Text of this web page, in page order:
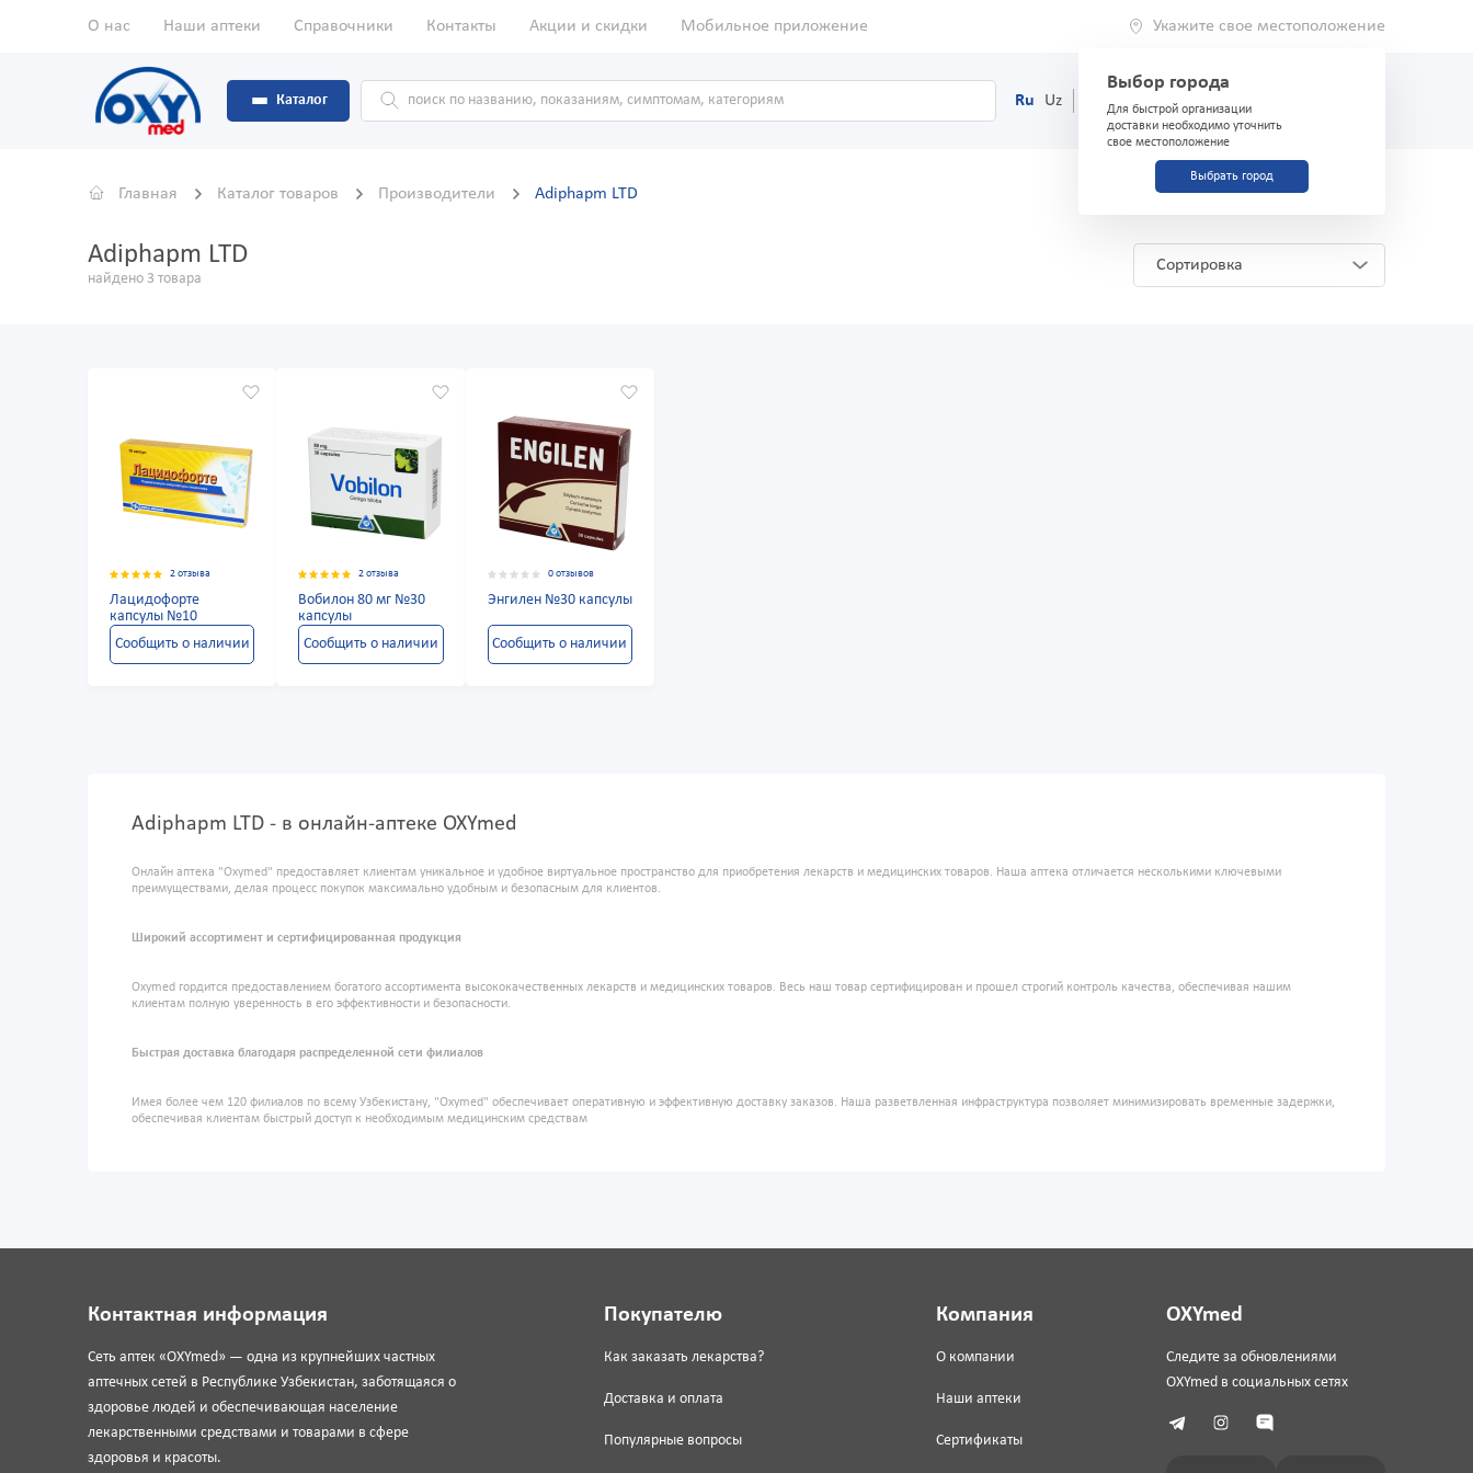
О нас Наши аптеки Справочники Контакты Акции и скидки Мобильное приложение Укажите свое местоположение
Выбор города
Для быстрой организации
доставки необходимо уточнить
свое местоположение
Выбрать город
Каталог Ru Uz (71) 200-03-03
Главная Каталог товаров Производители Adiphapm LTD
Adiphapm LTD
найдено 3 товара
Сортировка
2 отзыва
Лацидофорте
капсулы №10
Сообщить о наличии
2 отзыва
Вобилон 80 мг №30
капсулы
Сообщить о наличии
0 отзывов
Энгилен №30 капсулы
Сообщить о наличии
Adiphapm LTD - в онлайн-аптеке OXYmed
Онлайн аптека "Oxymed" предоставляет клиентам уникальное и удобное виртуальное пространство для приобретения лекарств и медицинских товаров. Наша аптека отличается несколькими ключевыми
преимуществами, делая процесс покупок максимально удобным и безопасным для клиентов.
Широкий ассортимент и сертифицированная продукция
Oxymed гордится предоставлением богатого ассортимента высококачественных лекарств и медицинских товаров. Весь наш товар сертифицирован и прошел строгий контроль качества, обеспечивая нашим
клиентам полную уверенность в его эффективности и безопасности.
Быстрая доставка благодаря распределенной сети филиалов
Имея более чем 120 филиалов по всему Узбекистану, "Oxymed" обеспечивает оперативную и эффективную доставку заказов. Наша разветвленная инфраструктура позволяет минимизировать временные задержки,
обеспечивая клиентам быстрый доступ к необходимым медицинским средствам
Контактная информация
Сеть аптек «OXYmed» — одна из крупнейших частных
аптечных сетей в Республике Узбекистан, заботящаяся о
здоровье людей и обеспечивающая население
лекарственными средствами и товарами в сфере
здоровья и красоты.
Покупателю
Как заказать лекарства?
Доставка и оплата
Популярные вопросы
Компания
О компании
Наши аптеки
Сертификаты
OXYmed
Следите за обновлениями
OXYmed в социальных сетях